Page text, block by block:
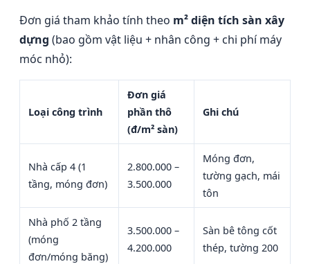
Đơn giá tham khảo tính theo m² diện tích sàn xây
dựng (bao gồm vật liệu + nhân công + chi phí máy
móc nhỏ):
Loại công trình
Đơn giá
phần thô
(đ/m² sàn)
Ghi chú
Nhà cấp 4 (1
tầng, móng đơn)
2.800.000 –
3.500.000
Móng đơn,
tường gạch, mái
tôn
Nhà phố 2 tầng
(móng
đơn/móng băng)
3.500.000 –
4.200.000
Sàn bê tông cốt
thép, tường 200